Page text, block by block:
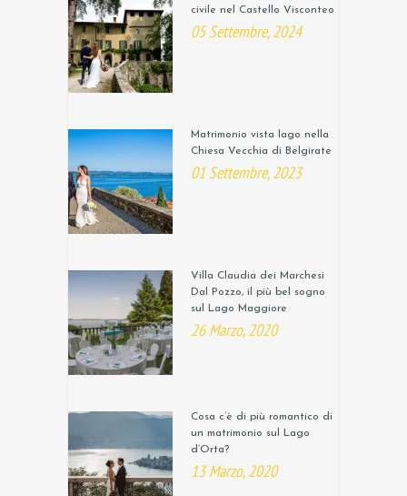
civile nel Castello Visconteo
05 Settembre, 2024
Matrimonio vista lago nella
Chiesa Vecchia di Belgirate
01 Settembre, 2023
Villa Claudia dei Marchesi
Dal Pozzo, il più bel sogno
sul Lago Maggiore
26 Marzo, 2020
Cosa c’è di più romantico di
un matrimonio sul Lago
d’Orta?
13 Marzo, 2020